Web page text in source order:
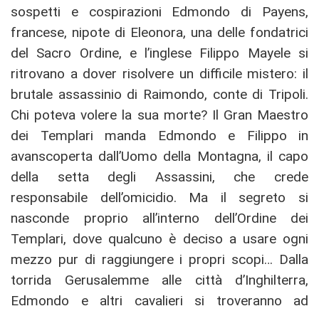
sospetti e cospirazioni Edmondo di Payens,
francese, nipote di Eleonora, una delle fondatrici
del Sacro Ordine, e l’inglese Filippo Mayele si
ritrovano a dover risolvere un difficile mistero: il
brutale assassinio di Raimondo, conte di Tripoli.
Chi poteva volere la sua morte? Il Gran Maestro
dei Templari manda Edmondo e Filippo in
avanscoperta dall’Uomo della Montagna, il capo
della setta degli Assassini, che crede
responsabile dell’omicidio. Ma il segreto si
nasconde proprio all’interno dell’Ordine dei
Templari, dove qualcuno è deciso a usare ogni
mezzo pur di raggiungere i propri scopi… Dalla
torrida Gerusalemme alle città d’Inghilterra,
Edmondo e altri cavalieri si troveranno ad